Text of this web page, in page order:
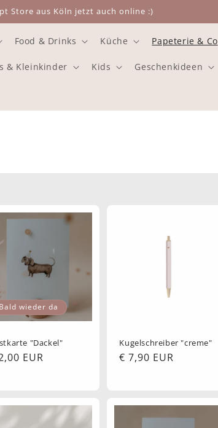
Store aus Köln jetzt auch online :)
Food & Drinks Küche Papeterie & Co
& Kleinkinder Kids Geschenkideen
Bald wieder da
"Dackel"
EUR
Kugelschreiber "creme"
Normaler
€ 7,90 EUR